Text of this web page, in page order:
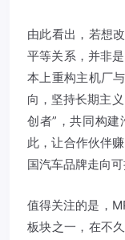
由此看出，若想
平等关系，并非
本上重构主机厂
向，坚持长期主
创者”，共同构
此，让合作伙伴
国汽车品牌走向
值得关注的是，
板块之一，在不